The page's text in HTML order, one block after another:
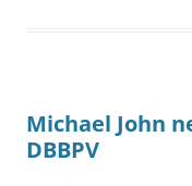
Michael John
DBBPV